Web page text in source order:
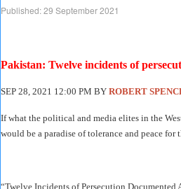
Published: 29 September 2021
Pakistan: Twelve incidents of
SEP 28, 2021 12:00 PM BY ROBERT
If what the political and media elites in the
would be a paradise of tolerance and peace
“Twelve Incidents of Persecution